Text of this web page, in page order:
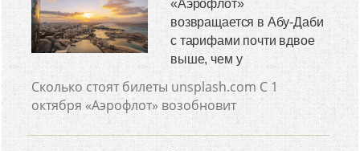
«Аэрофлот»
возвращается в Абу-Даби
с тарифами почти вдвое
выше, чем у
Сколько стоят билеты unsplash.com С 1
октября «Аэрофлот» возобновит